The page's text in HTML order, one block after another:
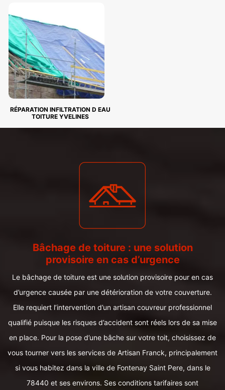
RÉPARATION INFILTRATION D EAU
TOITURE YVELINES
Bâchage de toiture : une solution
provisoire en cas d’urgence
Le bâchage de toiture est une solution provisoire pour en cas
d’urgence causée par une détérioration de votre couverture.
Elle requiert l’intervention d’un artisan couvreur professionnel
qualifié puisque les risques d’accident sont réels lors de sa mise
en place. Pour la pose d’une bâche sur votre toit, choisissez de
vous tourner vers les services de Artisan Franck, principalement
si vous habitez dans la ville de Fontenay Saint Pere, dans le
78440 et ses environs. Ses conditions tarifaires sont